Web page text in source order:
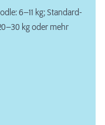
6–11 kg; Standard-
kg oder mehr